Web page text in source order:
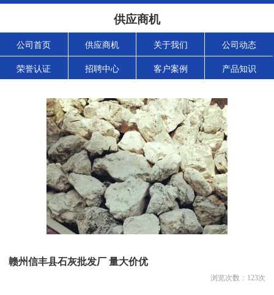
供应商机
公司首页 供应商机 关于我们 公司动态
荣誉认证 招聘中心 客户案例 产品知识
赣州信丰县石灰批发厂 量大价优
浏览次数： 123次